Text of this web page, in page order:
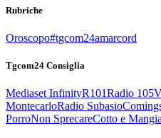
Rubriche
Oroscopo#tgcom24amarcord
Tgcom24 Consiglia
Mediaset InfinityR101Radio 105
MontecarloRadio Subasio
PorroNon SprecareCotto e